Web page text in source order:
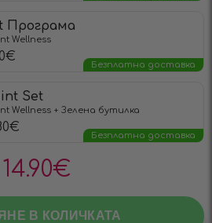
Програма
Wellness
€
Безплатна доставка
Set
Wellness + Зелена бутилка
€
Безплатна доставка
14.90€
В КОЛИЧКАТА